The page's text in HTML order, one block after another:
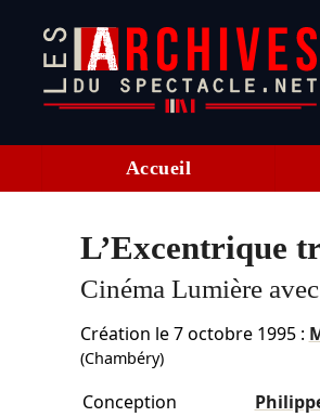
Accueil
L’Excentrique
Cinéma Lumière
Création le7 octobre 1995:
(Chambéry)
Conception